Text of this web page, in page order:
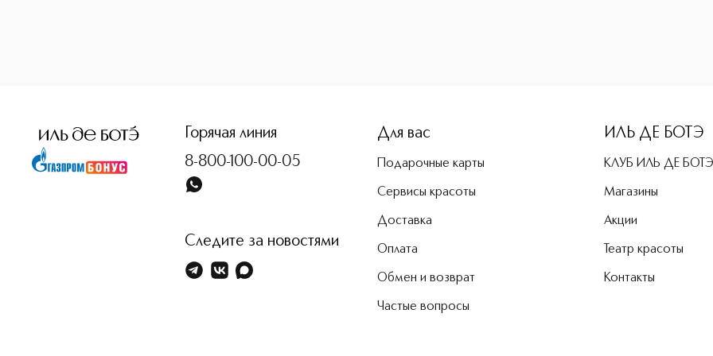
Горячая линия
8-800-100-00-05
Следите за новостями
Для вас
Подарочные карты
Сервисы красоты
Доставка
Оплата
Обмен и возврат
Частые вопросы
ИЛЬ ДЕ БОТЭ
КЛУБ ИЛЬ ДЕ БОТЭ
Магазины
Акции
Театр красоты
Контакты